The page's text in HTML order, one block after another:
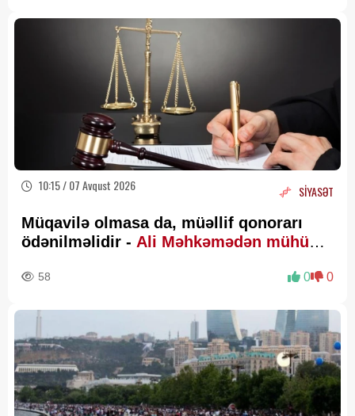
10:15 / 07 Avqust 2026 SİYASƏT
Müqavilə olmasa da, müəllif qonorarı
ödənilməlidir - Ali Məhkəmədən mühüm
58 0 0